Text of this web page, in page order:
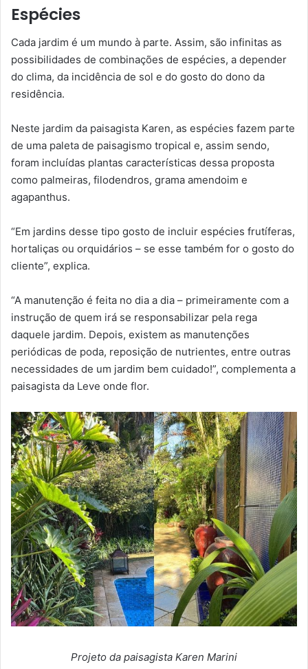
Espécies
Cada jardim é um mundo à parte. Assim, são infinitas as
possibilidades de combinações de espécies, a depender
do clima, da incidência de sol e do gosto do dono da
residência.
Neste jardim da paisagista Karen, as espécies fazem parte
de uma paleta de paisagismo tropical e, assim sendo,
foram incluídas plantas características dessa proposta
como palmeiras, filodendros, grama amendoim e
agapanthus.
“Em jardins desse tipo gosto de incluir espécies frutíferas,
hortaliças ou orquidários – se esse também for o gosto do
cliente”, explica.
“A manutenção é feita no dia a dia – primeiramente com a
instrução de quem irá se responsabilizar pela rega
daquele jardim. Depois, existem as manutenções
periódicas de poda, reposição de nutrientes, entre outras
necessidades de um jardim bem cuidado!”, complementa a
paisagista da Leve onde flor.
Projeto da paisagista Karen Marini